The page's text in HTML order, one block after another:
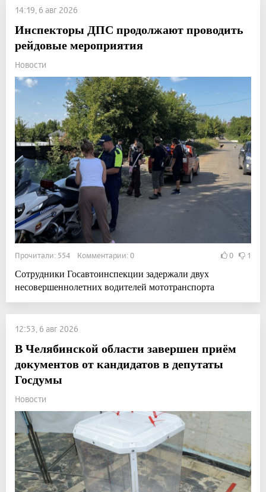
14:19, 6 авг 2026
Инспекторы ДПС продолжают проводить
рейдовые мероприятия
Новости
Прочитали: 554 Комментарии: 0 0 1
Сотрудники Госавтоинспекции задержали двух
несовершеннолетних водителей мототранспорта
12:53, 6 авг 2026
В Челябинской области завершен приём
документов от кандидатов в депутаты
Госдумы
Новости